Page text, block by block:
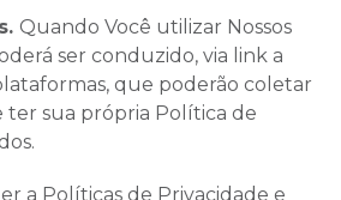
Quando Você utilizar Nossos
ser conduzido, via link a
que poderão coletar
ter sua própria Política de
a Políticas de Privacidade e